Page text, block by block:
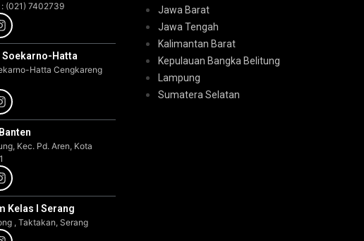
(021) 7402739
Hatta
Hatta Cengkareng
Kec. Pd. Aren, Kota
Kelas I Serang
, Taktakan, Serang
Jawa Barat
Jawa Tengah
Kalimantan Barat
Kepulauan Bangka Belitung
Lampung
Sumatera Selatan